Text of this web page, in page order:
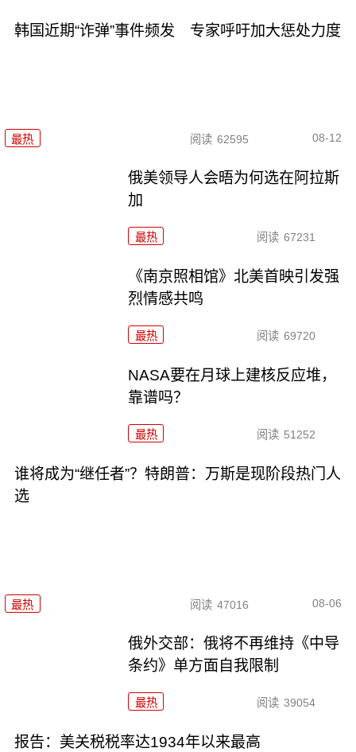
韩国近期“诈弹”事件频发 专家呼吁加大惩处力度
最热 阅读 62595 08-12
俄美领导人会晤为何选在阿拉斯
加
最热 阅读 67231
《南京照相馆》北美首映引发强
烈情感共鸣
最热 阅读 69720
NASA要在月球上建核反应堆，
靠谱吗？
最热 阅读 51252
谁将成为“继任者”？特朗普：万斯是现阶段热门人
选
最热 阅读 47016 08-06
俄外交部：俄将不再维持《中导
条约》单方面自我限制
最热 阅读 39054
报告：美关税税率达1934年以来最高